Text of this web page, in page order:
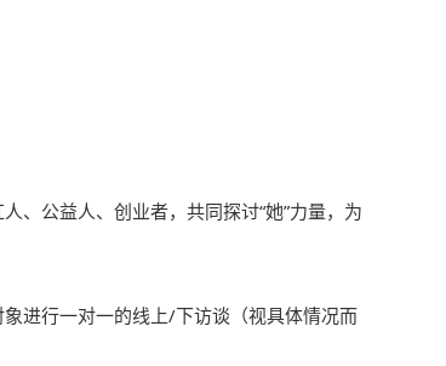
、公益人、创业者，共同探讨“她”力量，为
进行一对一的线上/下访谈（视具体情况而